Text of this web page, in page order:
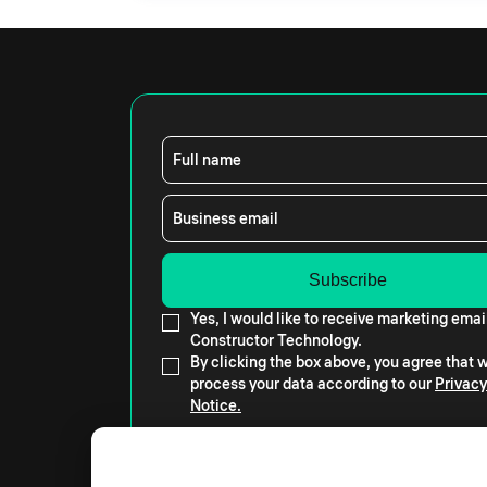
Full name
Business email
Yes, I would like to receive marketing
Constructor Technology.
By clicking the box above, you agree that
process your data according to our Privacy
Notice.